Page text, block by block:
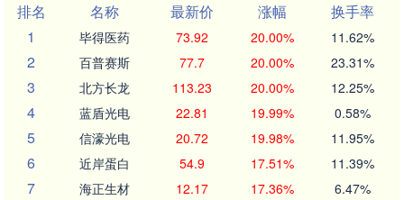
排名
名称 最新价 涨幅
换手率
1
毕得医药 73.92 20.00% 11.62%
2 百普赛斯 77.7 20.00% 23.31%
3 北方长龙 113.23 20.00% 12.25%
4 蓝盾光电 22.81 19.99% 0.58%
5 信濠光电 20.72 19.98% 11.95%
6 近岸蛋白 54.9 17.51% 11.39%
7 海正生材 12.17 17.36% 6.47%